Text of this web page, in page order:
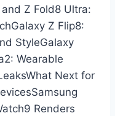
Z Fold8 Ultra:
Z Flip8:
StyleGalaxy
Wearable
Next for
Renders